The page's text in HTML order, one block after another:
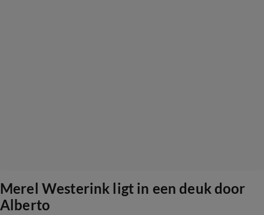
Merel Westerink ligt in een deuk door
Alberto